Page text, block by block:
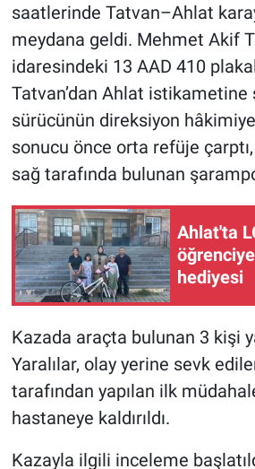
saatlerinde Tatvan–Ahlat
meydana geldi. Mehmet Akif
idaresindeki 13 AAD 410
Tatvan’dan Ahlat istikametine
sürücünün direksiyon
sonucu önce orta refüje
sağ tarafında bulunan
Ahlat'ta
hediyesi
Kazada araçta bulunan 3 kişi
Yaralılar, olay yerine sevk
tarafından yapılan ilk
hastaneye kaldırıldı.
Kazayla ilgili inceleme
Yerel